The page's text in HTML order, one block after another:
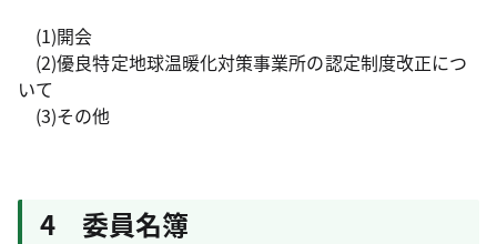
(1)開会
(2)優良特定地球温暖化対策事業所の認定制度改正につ
いて
(3)その他
4 委員名簿